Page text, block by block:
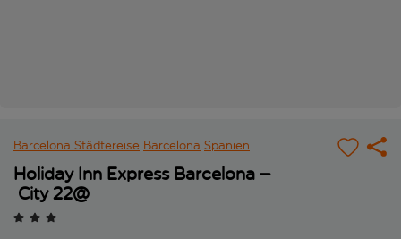
Barcelona Städtereise Barcelona Spanien
Holiday Inn Express Barcelona –
City 22@